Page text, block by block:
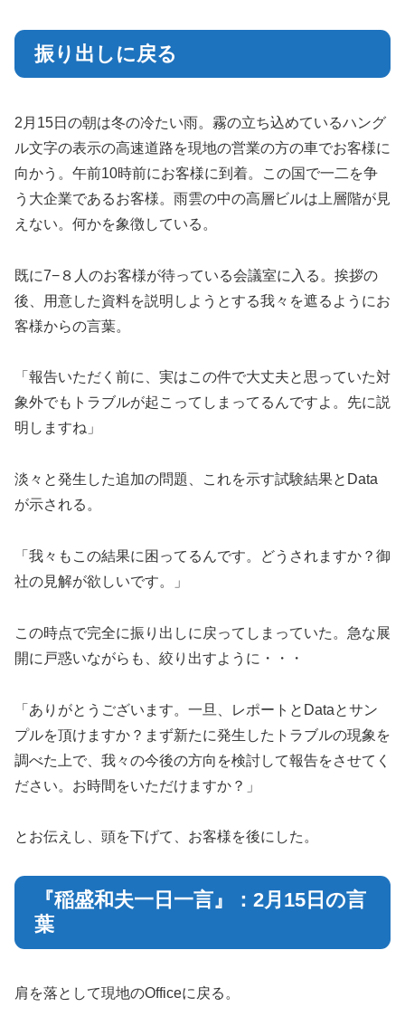
振り出しに戻る
2月15日の朝は冬の冷たい雨。霧の立ち込めているハング
ル文字の表示の高速道路を現地の営業の方の車でお客様に
向かう。午前10時前にお客様に到着。この国で一二を争
う大企業であるお客様。雨雲の中の高層ビルは上層階が見
えない。何かを象徴している。
既に7−８人のお客様が待っている会議室に入る。挨拶の
後、用意した資料を説明しようとする我々を遮るようにお
客様からの言葉。
「報告いただく前に、実はこの件で大丈夫と思っていた対
象外でもトラブルが起こってしまってるんですよ。先に説
明しますね」
淡々と発生した追加の問題、これを示す試験結果とData
が示される。
「我々もこの結果に困ってるんです。どうされますか？御
社の見解が欲しいです。」
この時点で完全に振り出しに戻ってしまっていた。急な展
開に戸惑いながらも、絞り出すように・・・
「ありがとうございます。一旦、レポートとDataとサン
プルを頂けますか？まず新たに発生したトラブルの現象を
調べた上で、我々の今後の方向を検討して報告をさせてく
ださい。お時間をいただけますか？」
とお伝えし、頭を下げて、お客様を後にした。
『稲盛和夫一日一言』：2月15日の言
葉
肩を落として現地のOfficeに戻る。